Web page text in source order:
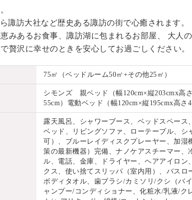
諏訪大社など歴史ある諏訪の街で心癒されます。
みあるお食事、諏訪湖に包まれるお部屋、 大人
贅沢に幸せのときを安心してお過ごしください。
75㎡（ベッドルーム50㎡+その他25㎡）
シモンズ 親ベッド（幅120cm×縦203cmx高
55cm）電動ベッド（幅120cm×縦195cmx高さ
露天風呂、シャワーブース、ベッドスペー
ベッド、リビングソファ、ローテーブル、
可）、ブルーレイディスクプレーヤー、加湿
策の最新機器）完備、ナノケアスチーマー
ル、電話、金庫、ドライヤー、ヘアアイロ
クス、使い捨てスリッパ（室内用）、バスロ
ボディタオル、歯ブラシ/カミソリ/クシ（バ
ャンプー/コンディショナー、化粧水/乳液/